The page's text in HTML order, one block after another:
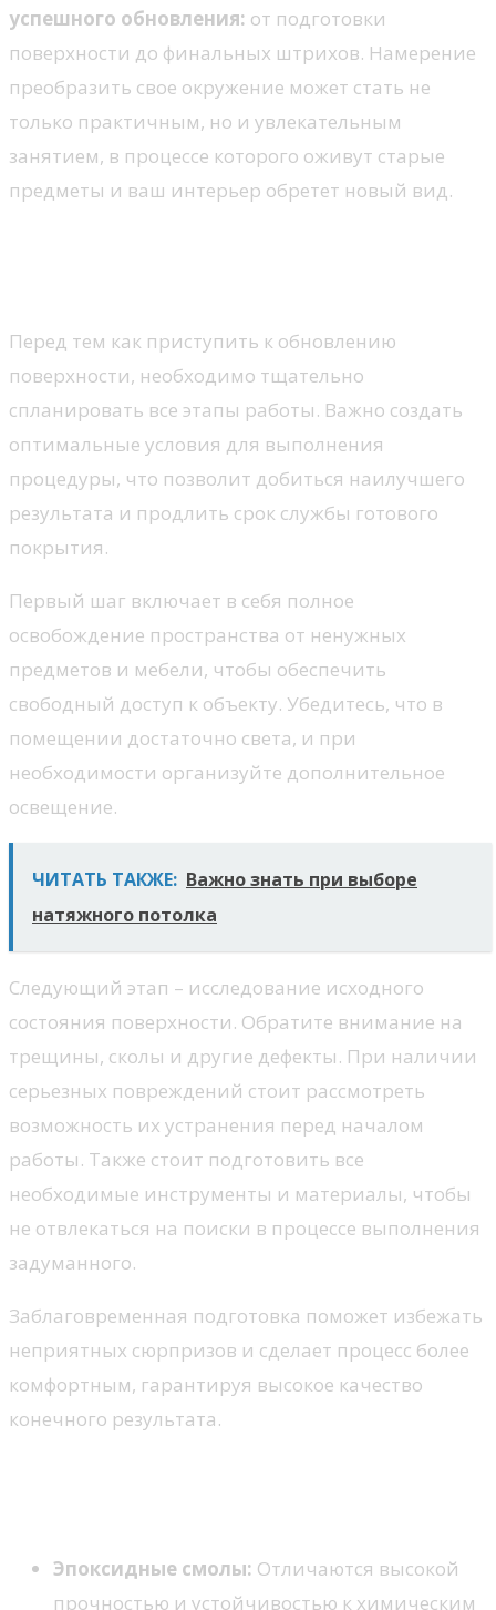
успешного обновления: от подготовки
поверхности до финальных штрихов. Намерениe
преобразить свое окружение может стать не
только практичным, но и увлекательным
занятием, в процессе которого оживут старые
предметы и ваш интерьер обретет новый вид.
Перед тем как приступить к обновлению
поверхности, необходимо тщательно
спланировать все этапы работы. Важно создать
оптимальные условия для выполнения
процедуры, что позволит добиться наилучшего
результата и продлить срок службы готового
покрытия.
Первый шаг включает в себя полное
освобождение пространства от ненужных
предметов и мебели, чтобы обеспечить
свободный доступ к объекту. Убедитесь, что в
помещении достаточно света, и при
необходимости организуйте дополнительное
освещение.
ЧИТАТЬ ТАКЖЕ: Важно знать при выборе
натяжного потолка
Следующий этап – исследование исходного
состояния поверхности. Обратите внимание на
трещины, сколы и другие дефекты. При наличии
серьезных повреждений стоит рассмотреть
возможность их устранения перед началом
работы. Также стоит подготовить все
необходимые инструменты и материалы, чтобы
не отвлекаться на поиски в процессе выполнения
задуманного.
Заблаговременная подготовка поможет избежать
неприятных сюрпризов и сделает процесс более
комфортным, гарантируя высокое качество
конечного результата.
Эпоксидные смолы: Отличаются высокой
прочностью и устойчивостью к химическим